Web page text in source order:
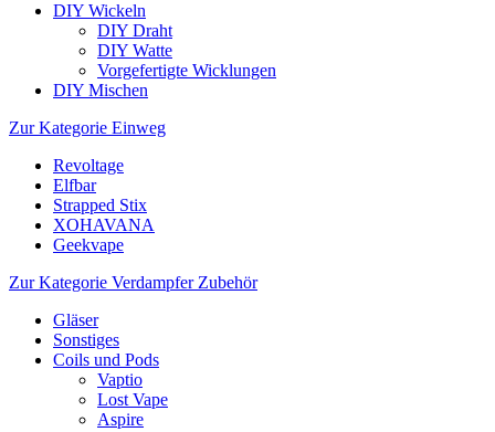
DIY Wickeln
DIY Draht
DIY Watte
Vorgefertigte Wicklungen
DIY Mischen
Zur Kategorie Einweg
Revoltage
Elfbar
Strapped Stix
XOHAVANA
Geekvape
Zur Kategorie Verdampfer Zubehör
Gläser
Sonstiges
Coils und Pods
Vaptio
Lost Vape
Aspire